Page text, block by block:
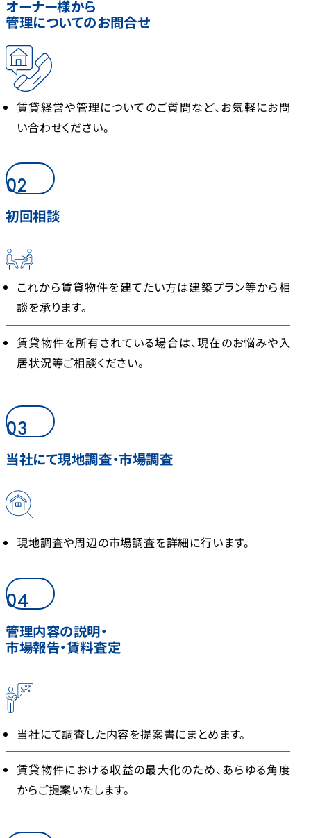
オーナー様から
管理についてのお問合せ
賃貸経営や管理についてのご質問など、お気軽にお問
い合わせください。
02
初回相談
これから賃貸物件を建てたい方は建築プラン等から相
談を承ります。
賃貸物件を所有されている場合は、現在のお悩みや入
居状況等ご相談ください。
03
当社にて現地調査・市場調査
現地調査や周辺の市場調査を詳細に行います。
04
管理内容の説明・
市場報告・賃料査定
当社にて調査した内容を提案書にまとめます。
賃貸物件における収益の最大化のため、あらゆる角度
からご提案いたします。